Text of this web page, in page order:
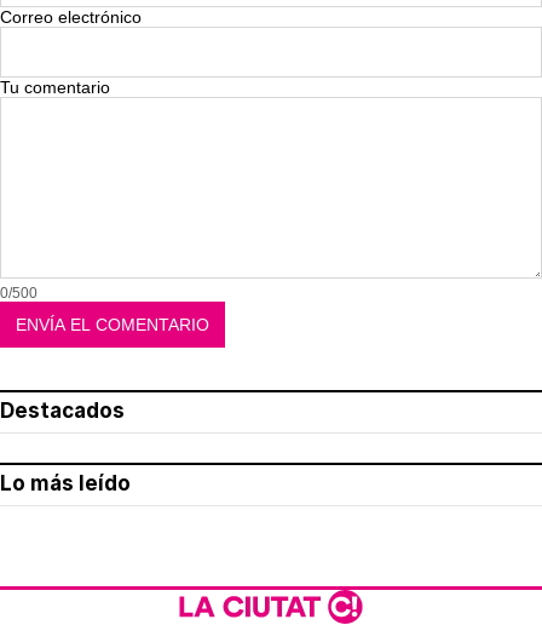
Correo electrónico
Tu comentario
0/500
Destacados
Lo más leído